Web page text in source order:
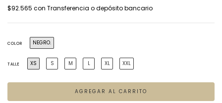
$92.565 con Transferencia o depósito bancario
COLOR NEGRO.
TALLE XS S M L XL XXL